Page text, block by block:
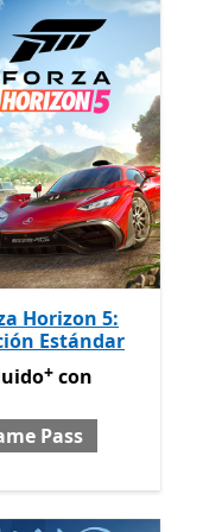
la aplicación
Horizon 5:
Estándar
con Game Pass
+ con
Pass